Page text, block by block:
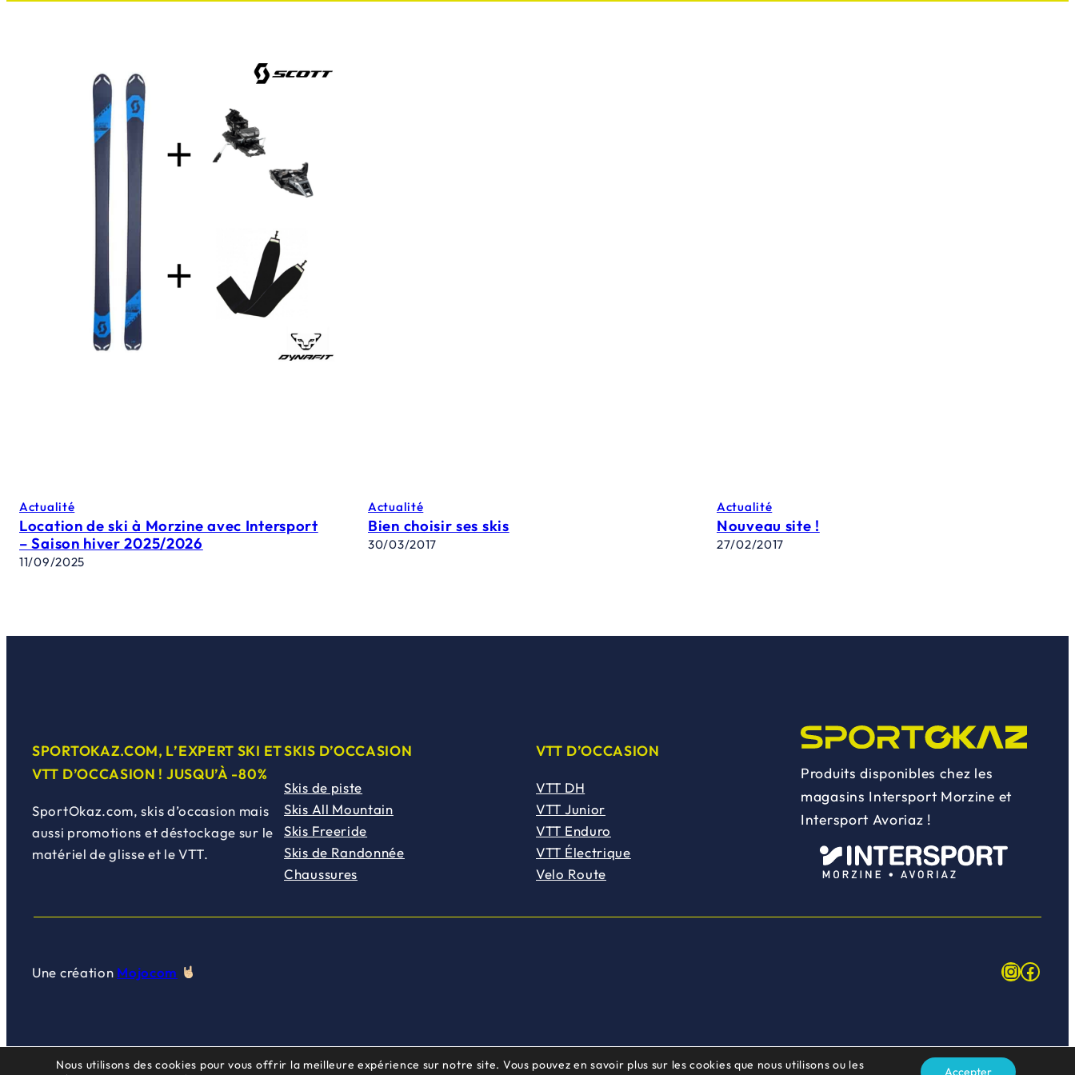
Actualité
Location de ski à Morzine avec Intersport
– Saison hiver 2025/2026
11/09/2025
Actualité
Bien choisir ses skis
30/03/2017
Actualité
Nouveau site !
27/02/2017
SPORTOKAZ.COM, L’EXPERT SKI ET
VTT D’OCCASION ! JUSQU’À -80%
SportOkaz.com, skis d’occasion mais
aussi promotions et déstockage sur le
matériel de glisse et le VTT.
SKIS D’OCCASION
Skis de piste
Skis All Mountain
Skis Freeride
Skis de Randonnée
Chaussures
VTT D’OCCASION
VTT DH
VTT Junior
VTT Enduro
VTT Électrique
Velo Route
Produits disponibles chez les
magasins Intersport Morzine et
Intersport Avoriaz !
Une création Mojocom
Nous utilisons des cookies pour vous offrir la meilleure expérience sur notre site. Vous pouvez en savoir plus sur les cookies que nous utilisons ou les
Accepter